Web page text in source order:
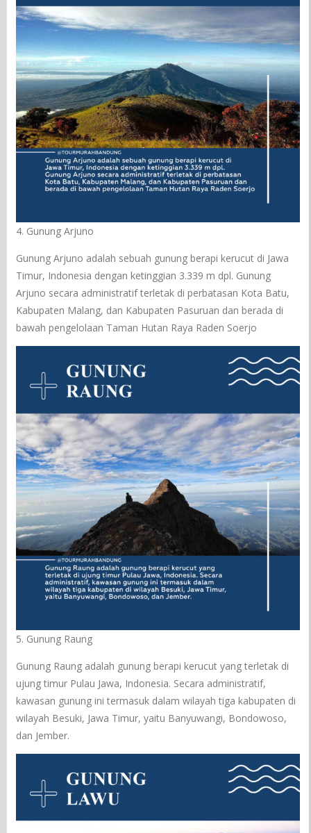
4. Gunung Arjuno
Gunung Arjuno adalah sebuah gunung berapi kerucut di Jawa
Timur, Indonesia dengan ketinggian 3.339 m dpl. Gunung
Arjuno secara administratif terletak di perbatasan Kota Batu,
Kabupaten Malang, dan Kabupaten Pasuruan dan berada di
bawah pengelolaan Taman Hutan Raya Raden Soerjo
5. Gunung Raung
Gunung Raung adalah gunung berapi kerucut yang terletak di
ujung timur Pulau Jawa, Indonesia. Secara administratif,
kawasan gunung ini termasuk dalam wilayah tiga kabupaten di
wilayah Besuki, Jawa Timur, yaitu Banyuwangi, Bondowoso,
dan Jember.